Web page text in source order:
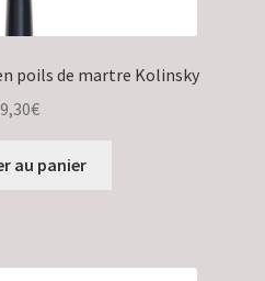
poils de martre Kolinsky
9,30€
au panier